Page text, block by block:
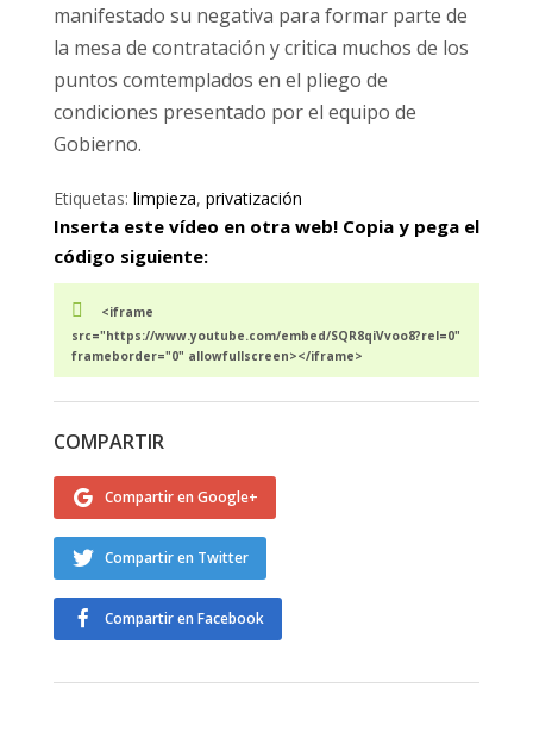
manifestado su negativa para formar parte de
la mesa de contratación y critica muchos de los
puntos comtemplados en el pliego de
condiciones presentado por el equipo de
Gobierno.
Etiquetas: limpieza, privatización
Inserta este vídeo en otra web! Copia y pega el
código siguiente:
<iframe
src="https://www.youtube.com/embed/SQR8qiVvoo8?rel=0"
frameborder="0" allowfullscreen></iframe>
COMPARTIR
Compartir en Google+
Compartir en Twitter
Compartir en Facebook